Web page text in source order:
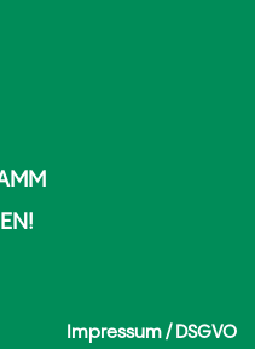
Impressum / DSGVO